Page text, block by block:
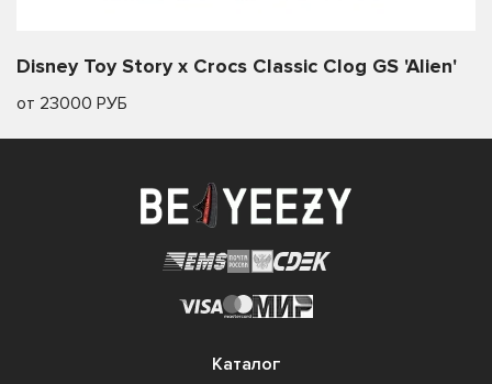
Disney Toy Story x Crocs Classic Clog GS 'Alien'
от 23000 РУБ
Каталог